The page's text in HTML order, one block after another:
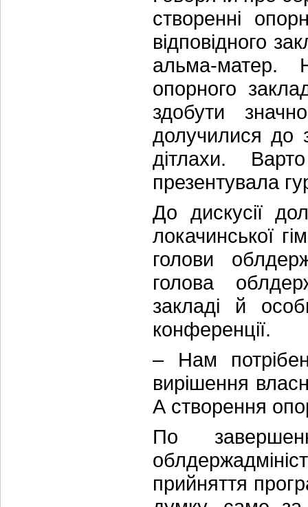
створенні
відповідного
альма-матер.
опорного
здобути
долучилися до
дітлахи.
презентувала
До дискусії
локачинської
голови
голова
закладі й
конференції.
– Нам
вирішення
А створення
По
прийняття